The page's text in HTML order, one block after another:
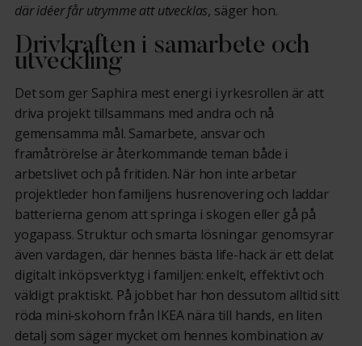
där idéer får utrymme att utvecklas, säger hon.
Drivkraften i samarbete och
utveckling
Det som ger Saphira mest energi i yrkesrollen är att
driva projekt tillsammans med andra och nå
gemensamma mål. Samarbete, ansvar och
framåtrörelse är återkommande teman både i
arbetslivet och på fritiden. När hon inte arbetar
projektleder hon familjens husrenovering och laddar
batterierna genom att springa i skogen eller gå på
yogapass. Struktur och smarta lösningar genomsyrar
även vardagen, där hennes bästa life-hack är ett delat
digitalt inköpsverktyg i familjen: enkelt, effektivt och
väldigt praktiskt. På jobbet har hon dessutom alltid sitt
röda mini‑skohorn från IKEA nära till hands, en liten
detalj som säger mycket om hennes kombination av